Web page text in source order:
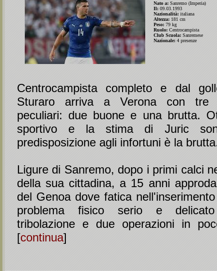
Nato a: Sanremo (Imperia)
Il: 09.03.1993
Nazionalità: italiana
Altezza: 181 cm
Peso: 79 kg
Ruolo: Centrocampista
Club Scuola: Sanremese
Nazionale: 4 presenze
Centrocampista completo e dal
Sturaro arriva a Verona con tre
peculiari: due buone e una brutta.
sportivo e la stima di Juric
predisposizione agli infortuni è la
Ligure di Sanremo, dopo i primi calci
della sua cittadina, a 15 anni
del Genoa dove fatica
problema fisico serio e
tribolazione e due operazioni in
[continua]